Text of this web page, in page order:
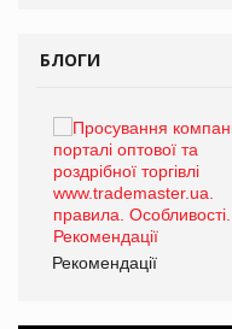
БЛОГИ
Рекомендації